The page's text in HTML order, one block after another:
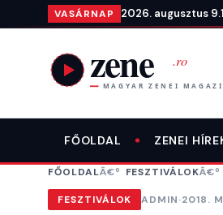
Ugrás a tartalomra
VASÁRNAP 2026. augusztus 9.
FŐOLDAL ZENEI
FŐOLDAL FESZTIVÁLOK
FESZTIVÁLOK ADMIN·2018.